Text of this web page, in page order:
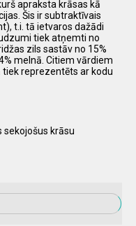
apraksta krāsas kā
Šis ir subtraktīvais
t.i. tā ietvaros dažādi
tiek atņemti no
zils sastāv no 15%
melnā. Citiem vārdiem
tiek reprezentēts ar kodu
sekojošus krāsu